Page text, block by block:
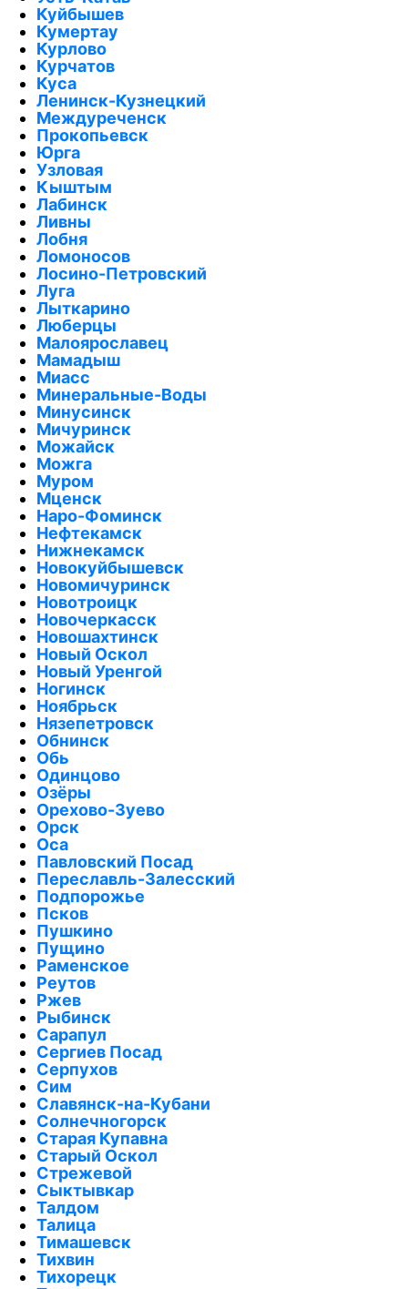
Куйбышев
Кумертау
Курлово
Курчатов
Куса
Ленинск-Кузнецкий
Междуреченск
Прокопьевск
Юрга
Узловая
Кыштым
Лабинск
Ливны
Лобня
Ломоносов
Лосино-Петровский
Луга
Лыткарино
Люберцы
Малоярославец
Мамадыш
Миасс
Минеральные-Воды
Минусинск
Мичуринск
Можайск
Можга
Муром
Мценск
Наро-Фоминск
Нефтекамск
Нижнекамск
Новокуйбышевск
Новомичуринск
Новотроицк
Новочеркасск
Новошахтинск
Новый Оскол
Новый Уренгой
Ногинск
Ноябрьск
Нязепетровск
Обнинск
Обь
Одинцово
Озёры
Орехово-Зуево
Орск
Оса
Павловский Посад
Переславль-Залесский
Подпорожье
Псков
Пушкино
Пущино
Раменское
Реутов
Ржев
Рыбинск
Сарапул
Сергиев Посад
Серпухов
Сим
Славянск-на-Кубани
Солнечногорск
Старая Купавна
Старый Оскол
Стрежевой
Сыктывкар
Талдом
Талица
Тимашевск
Тихвин
Тихорецк